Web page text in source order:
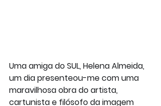
Uma amiga do SUL, Helena Almeida,
um dia presenteou-me com uma
maravilhosa obra do artista,
cartunista e filósofo da imagem